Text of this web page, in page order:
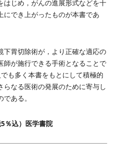
はじめ，がんの進展形式などを十
にでき上がったものが本書であ
胃切除術が，より正確な適応の
師が施行できる手術となることで
も多く本書をもとにして積極的
らなる医術の発展のために寄与し
ある。
％込）医学書院